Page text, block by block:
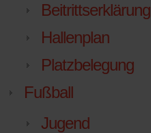
Beitrittserklärung
Hallenplan
Platzbelegung
Fußball
Jugend